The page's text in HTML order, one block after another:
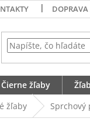
Čierne žľaby
žľaby Sprchový